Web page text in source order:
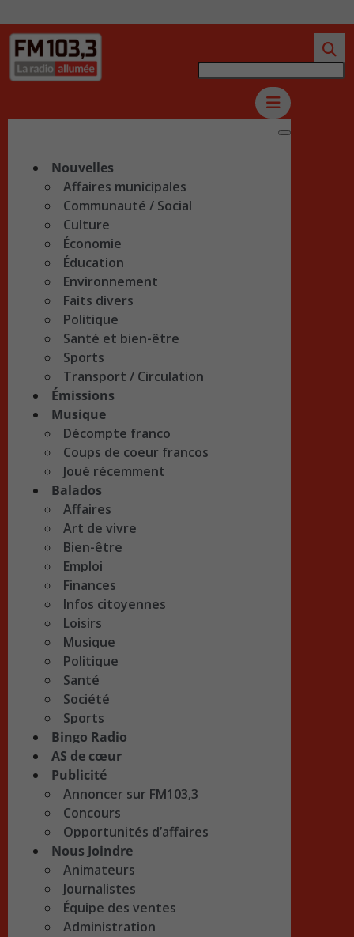
Nouvelles
Affaires municipales
Communauté / Social
Culture
Économie
Éducation
Environnement
Faits divers
Politique
Santé et bien-être
Sports
Transport / Circulation
Émissions
Musique
Décompte franco
Coups de coeur francos
Joué récemment
Balados
Affaires
Art de vivre
Bien-être
Emploi
Finances
Infos citoyennes
Loisirs
Musique
Politique
Santé
Société
Sports
Bingo Radio
AS de cœur
Publicité
Annoncer sur FM103,3
Concours
Opportunités d’affaires
Nous Joindre
Animateurs
Journalistes
Équipe des ventes
Administration